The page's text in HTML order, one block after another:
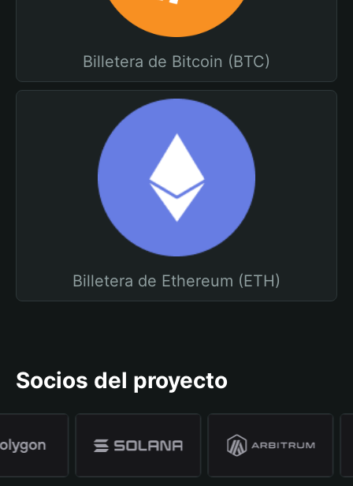
Billetera de Bitcoin (BTC)
Billetera de Ethereum (ETH)
Socios del proyecto